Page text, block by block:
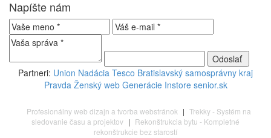
Napíšte nám
Partneri: Union Nadácia Tesco Bratislavský samosprávny kraj
Pravda Ženský web Generácie Instore senior.sk
Profesionálny web dizajn a tvorba webstránok | Trekky - Systém na
sledovanie času a projektov | Rekonštrukcia bytu - Kompletné
rekonštrukcie bez starostí